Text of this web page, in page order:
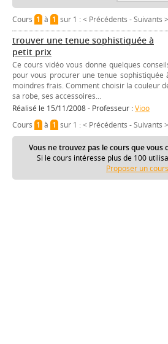
Cours 1à 1sur 1 :< Précédents -Suivants >
trouver une tenue sophistiquée à
petit prix
Ce cours vidéo vous donne quelques
pour vous procurer une tenue sophistiquée
moindres frais. Comment choisir la couleur
sa robe, ses accessoires...
Réalisé le 15/11/2008 - Professeur :Vioo
Cours 1à 1sur 1 :< Précédents -Suivants >
Vous ne trouvez pas le cours que vous
Si le cours intéresse plus de 100
Proposer un cours